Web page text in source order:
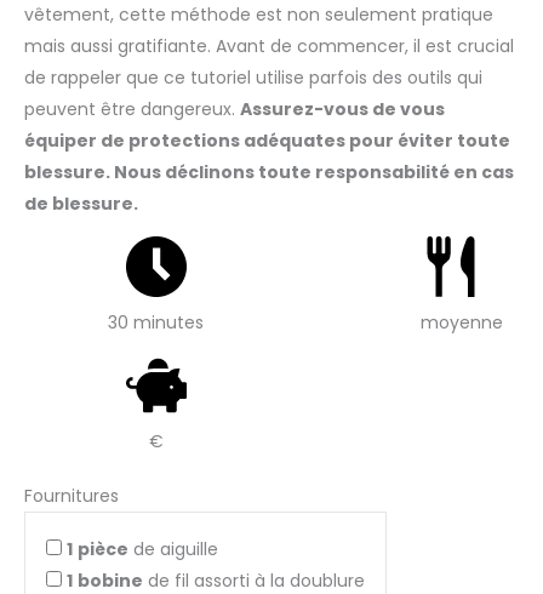
vêtement, cette méthode est non seulement pratique
mais aussi gratifiante. Avant de commencer, il est crucial
de rappeler que ce tutoriel utilise parfois des outils qui
peuvent être dangereux. Assurez-vous de vous
équiper de protections adéquates pour éviter toute
blessure. Nous déclinons toute responsabilité en cas
de blessure.
30 minutes moyenne
€
Fournitures
1 pièce de aiguille
1 bobine de fil assorti à la doublure